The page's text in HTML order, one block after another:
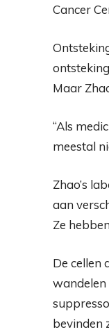
Cancer
Maar
“Als
meestal
Zhao’s
aan
Ze
De cellen
wandelen
bevinden